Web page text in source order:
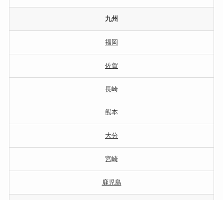
九州
福岡
佐賀
長崎
熊本
大分
宮崎
鹿児島